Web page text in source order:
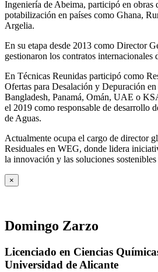
Ingeniería de Abeima, participó en obras
potabilización en países como Ghana,
Argelia.
En su etapa desde 2013 como Director
gestionaron los contratos
En Técnicas Reunidas participó como
Ofertas para Desalación y Depuración
Bangladesh, Panamá, Omán, UAE o
el 2019 como responsable de desarrollo
de Aguas.
Actualmente ocupa el cargo de director
Residuales en WEG, donde lidera
la innovación y las soluciones sostenibles
×
Domingo Zarzo
Licenciado en Ciencias
Universidad de Alicante